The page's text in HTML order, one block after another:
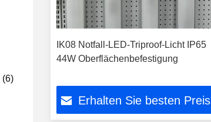
(6)
IK08 Notfall-LED-Triproof-Licht IP65
44W Oberflächenbefestigung
Erhalten Sie besten Preis